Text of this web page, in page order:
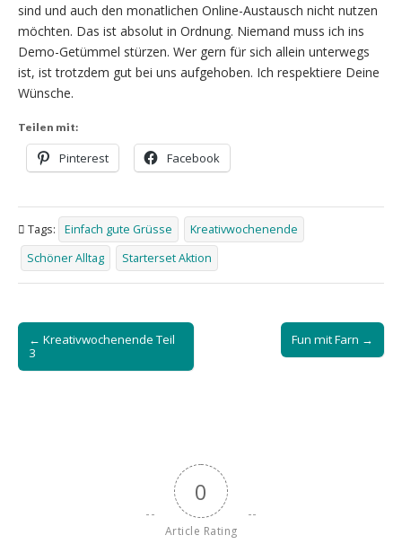
sind und auch den monatlichen Online-Austausch nicht nutzen
möchten. Das ist absolut in Ordnung. Niemand muss ich ins
Demo-Getümmel stürzen. Wer gern für sich allein unterwegs
ist, ist trotzdem gut bei uns aufgehoben. Ich respektiere Deine
Wünsche.
Teilen mit:
Pinterest Facebook
Tags: Einfach gute Grüsse
Kreativwochenende
Schöner Alltag
Starterset Aktion
Post
navigation
← Kreativwochenende Teil
3
Fun mit Farn →
0
Article Rating